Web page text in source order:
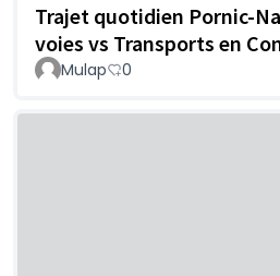
Trajet quotidien Pornic-
voies vs Transports en
Mulap 0